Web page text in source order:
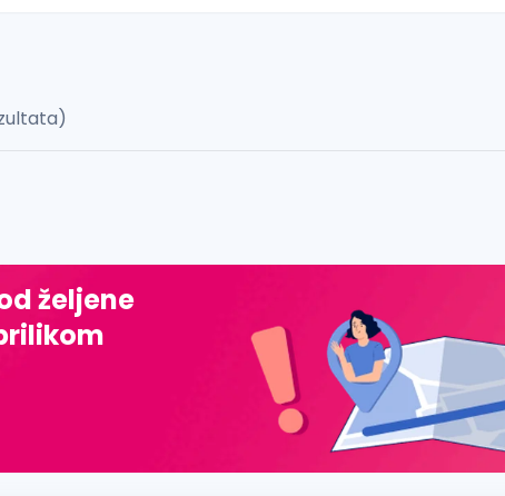
đ, ž, dž)
željene